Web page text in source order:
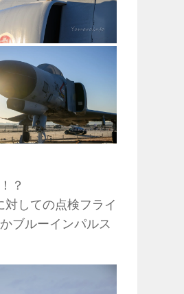
？
しての点検フライ
ブルーインパルス